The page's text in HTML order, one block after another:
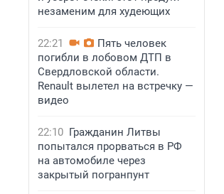
незаменим для худеющих
22:21
Пять человек
погибли в лобовом ДТП в
Свердловской области.
Renault вылетел на встречку —
видео
22:10 Гражданин Литвы
попытался прорваться в РФ
на автомобиле через
закрытый погранпунт